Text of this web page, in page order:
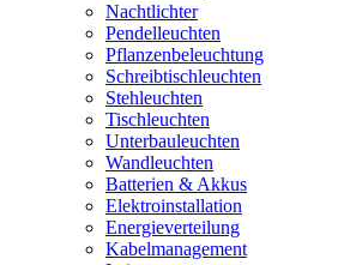
Nachtlichter
Pendelleuchten
Pflanzenbeleuchtung
Schreibtischleuchten
Stehleuchten
Tischleuchten
Unterbauleuchten
Wandleuchten
Batterien & Akkus
Elektroinstallation
Energieverteilung
Kabelmanagement